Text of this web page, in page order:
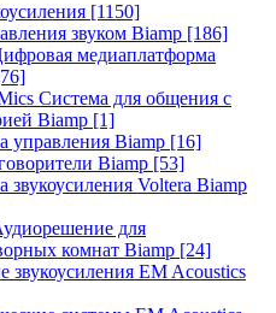
[1150]
звуком Biamp [186]
медиаплатформа
Система для общения с
Biamp [1]
управления Biamp [16]
Biamp [53]
звукоусиления Voltera Biamp
для
комнат Biamp [24]
звукоусиления EM Acoustics